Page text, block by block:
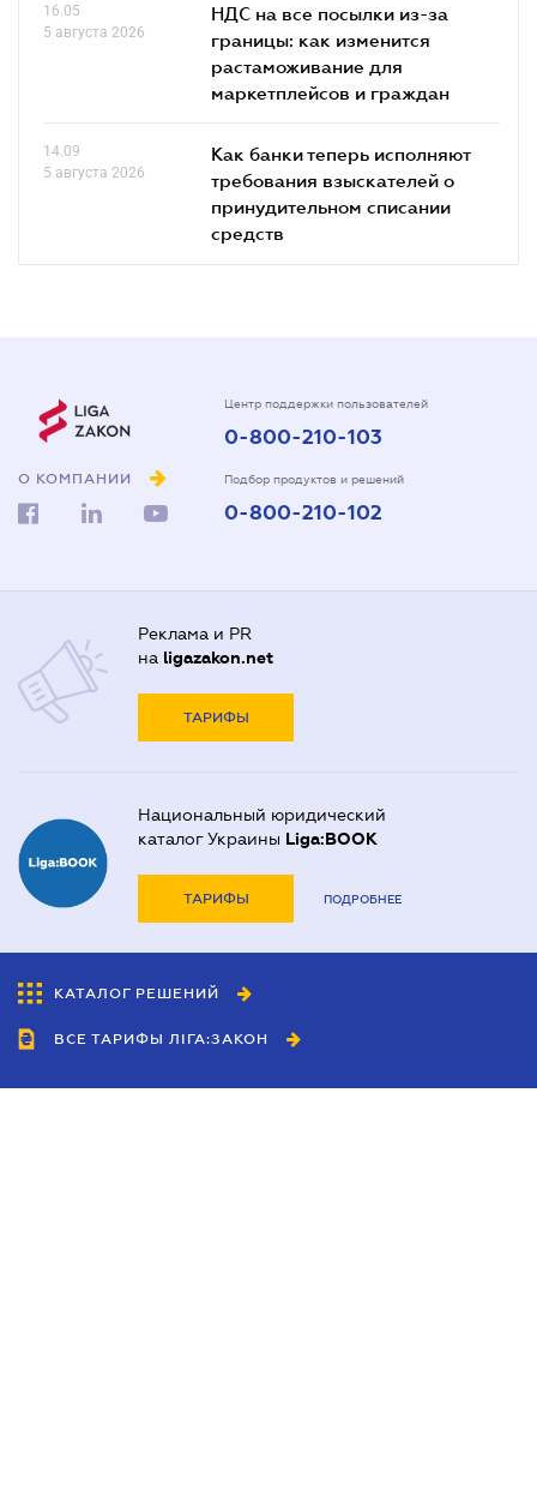
16.05
5 августа 2026
НДС на все посылки из-за
границы: как изменится
растаможивание для
маркетплейсов и граждан
14.09
5 августа 2026
Как банки теперь исполняют
требования взыскателей о
принудительном списании
средств
О КОМПАНИИ
Центр поддержки пользователей
0-800-210-103
Подбор продуктов и решений
0-800-210-102
Реклама и PR
на ligazakon.net
ТАРИФЫ
Национальный юридический
каталог Украины Liga:BOOK
ТАРИФЫ ПОДРОБНЕЕ
КАТАЛОГ РЕШЕНИЙ
ВСЕ ТАРИФЫ ЛІГА:ЗАКОН